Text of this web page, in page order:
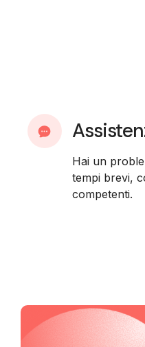
Hai un
tempi brevi,
competenti.